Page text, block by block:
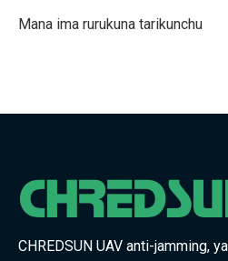
kallpap allin kayninta musuq
Mana ima rurukuna tarikunchu
CHREDSUN UAV anti-jamming,